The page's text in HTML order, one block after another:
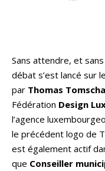
Sans attendre, et
débat s’est lancé sur
par Thomas
Fédération Design
l’agence
le précédent logo de
est également actif
que Conseiller